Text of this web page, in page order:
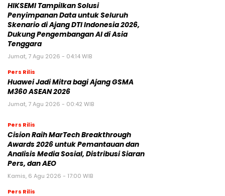
HIKSEMI Tampilkan Solusi
Penyimpanan Data untuk Seluruh
Skenario di Ajang DTI Indonesia 2026,
Dukung Pengembangan AI di Asia
Tenggara
Jumat, 7 Agu 2026 - 04:14 WIB
Pers Rilis
Huawei Jadi Mitra bagi Ajang GSMA
M360 ASEAN 2026
Jumat, 7 Agu 2026 - 00:42 WIB
Pers Rilis
Cision Raih MarTech Breakthrough
Awards 2026 untuk Pemantauan dan
Analisis Media Sosial, Distribusi Siaran
Pers, dan AEO
Kamis, 6 Agu 2026 - 17:00 WIB
Pers Rilis